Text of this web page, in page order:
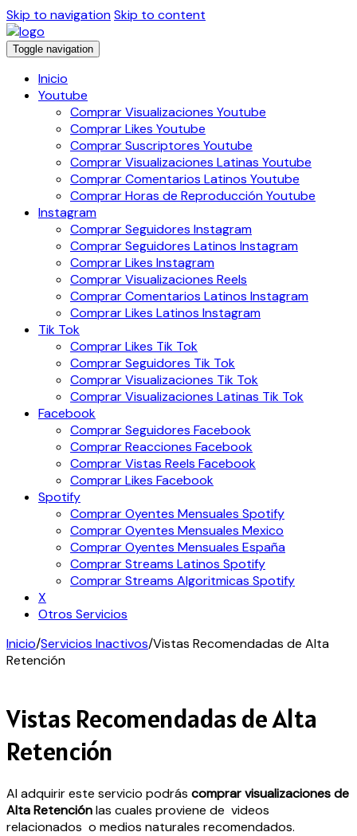
Skip to navigationSkip to content
Toggle navigation
Inicio
Youtube
Comprar Visualizaciones Youtube
Comprar Likes Youtube
Comprar Suscriptores Youtube
Comprar Visualizaciones Latinas Youtube
Comprar Comentarios Latinos Youtube
Comprar Horas de Reproducción Youtube
Instagram
Comprar Seguidores Instagram
Comprar Seguidores Latinos Instagram
Comprar Likes Instagram
Comprar Visualizaciones Reels
Comprar Comentarios Latinos Instagram
Comprar Likes Latinos Instagram
Tik Tok
Comprar Likes Tik Tok
Comprar Seguidores Tik Tok
Comprar Visualizaciones Tik Tok
Comprar Visualizaciones Latinas Tik Tok
Facebook
Comprar Seguidores Facebook
Comprar Reacciones Facebook
Comprar Vistas Reels Facebook
Comprar Likes Facebook
Spotify
Comprar Oyentes Mensuales Spotify
Comprar Oyentes Mensuales Mexico
Comprar Oyentes Mensuales España
Comprar Streams Latinos Spotify
Comprar Streams Algoritmicas Spotify
X
Otros Servicios
Inicio/Servicios Inactivos/Vistas Recomendadas de Alta
Retención
Vistas Recomendadas de Alta
Retención
Al adquirir este servicio podrás comprar visualizaciones de
Alta Retenciónlas cuales proviene de videos
relacionados o medios naturales recomendados.